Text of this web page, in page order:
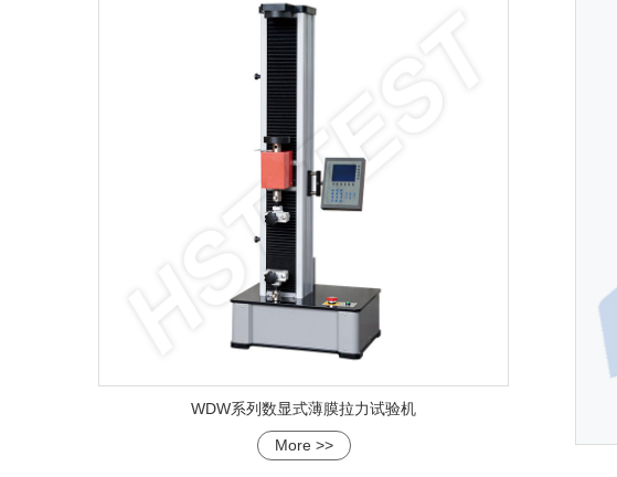
WDW系列数显式薄膜拉力试验机
More >>